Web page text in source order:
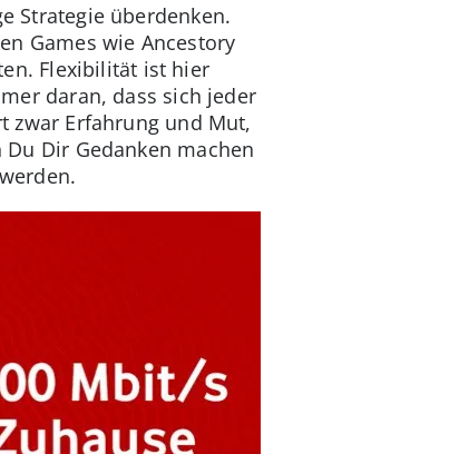
Strategie überdenken.
Games wie Ancestory
Flexibilität ist hier
daran, dass sich jeder
zwar Erfahrung und Mut,
Dir Gedanken machen